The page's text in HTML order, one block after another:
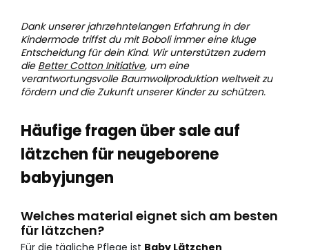
Dank unserer jahrzehntelangen Erfahrung in der
Kindermode triffst du mit Boboli immer eine kluge
Entscheidung für dein Kind. Wir unterstützen zudem
die Better Cotton Initiative, um eine
verantwortungsvolle Baumwollproduktion weltweit zu
fördern und die Zukunft unserer Kinder zu schützen.
Häufige fragen über sale auf
lätzchen für neugeborene
babyjungen
Welches material eignet sich am besten
für lätzchen?
Für die tägliche Pflege ist Baby Lätzchen